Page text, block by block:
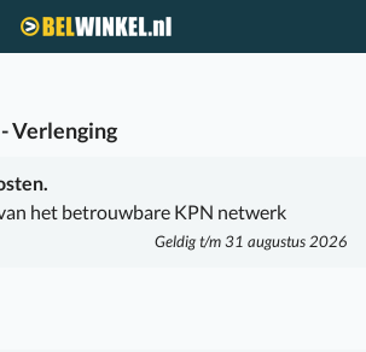
Verlenging
het betrouwbare KPN netwerk
Geldig t/m 31 augustus 2026